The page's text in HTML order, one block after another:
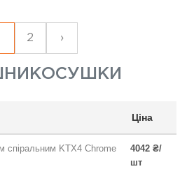
2 ›
Ціна
спіральним KTX4 Chrome
4042 ₴/
шт